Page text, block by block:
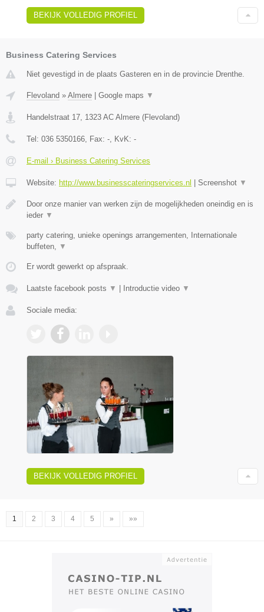
BEKIJK VOLLEDIG PROFIEL
Business Catering Services
Niet gevestigd in de plaats Gasteren en in de provincie Drenthe.
Flevoland » Almere | Google maps ▼
Handelstraat 17 1323 AC Almere (Flevoland)
Tel: 036 5350166 , Fax: - , KvK: -
E-mail › Business Catering Services
Website: http://www.businesscateringservices.nl | Screenshot ▼
Door onze manier van werken zijn de mogelijkheden oneindig en is
ieder ▼
party catering, unieke openings arrangementen, Internationale
buffeten,
▼
Er wordt gewerkt op afspraak.
Laatste facebook posts ▼ | Introductie video ▼
Sociale media:
BEKIJK VOLLEDIG PROFIEL
1 2 3 4 5 » »»